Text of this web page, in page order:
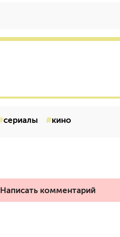
сериалы кино
Написать комментарий